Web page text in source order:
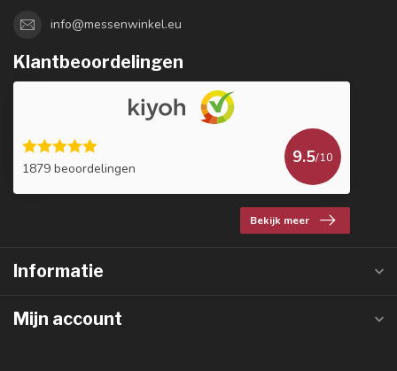
info@messenwinkel.eu
Klantbeoordelingen
1879 beoordelingen
9.5/10
Bekijk meer
Informatie
Mijn account